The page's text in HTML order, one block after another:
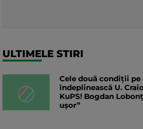
ULTIMELE STIRI
Cele două condiții pe
îndeplinească U.
KuPS! Bogdan
ușor”